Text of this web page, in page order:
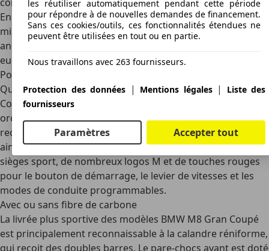
En Flandre, pour la BMW M8 Gran Coupé, vous payez au
minimum 10 429,11 € deTMCet 3 084,02 € de taxe routière
annuelle
. À Bruxelles et en Wallonie, vous payez 4 957,00
euros de TMC et 2 633,93 € de taxe routière annuelle.
Points forts du design et intérieur
Qu'il s'agisse d'un Coupé, d'un Cabriolet ou d'un Gran
Coupé, la BMW M8 se distingue visuellement de la Série 8
ordinaire, bien sûr, dans la versionsportive. On la
reconnaît à ses pare-chocs, spoilers et échappements,
ainsi qu'à ses jantes en alliage. L'intérieur est doté de
sièges sport, de nombreux logos M et de touches rouges
pour le bouton de démarrage, le levier de vitesses et les
modes de conduite programmables.
Avec ou sans fibre de carbone
La livrée plus sportive des modèles BMW M8 Gran Coupé
est principalement reconnaissable à la calandre réniforme,
qui reçoit des doubles barres. Le pare-chocs avant est doté
les réutiliser automatiquement pendant cette période
pour répondre à de nouvelles demandes de financement.
Sans ces cookies/outils, ces fonctionnalités étendues ne
peuvent être utilisées en tout ou en partie.
Nous travaillons avec 263 fournisseurs.
Protection des données | Mentions légales|
Liste des
fournisseurs
Paramètres Accepter tout